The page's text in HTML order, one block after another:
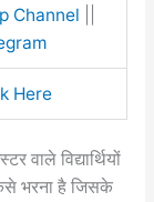
Channel
Here
विद्यार्थियों
कैसे भरना है जिसके